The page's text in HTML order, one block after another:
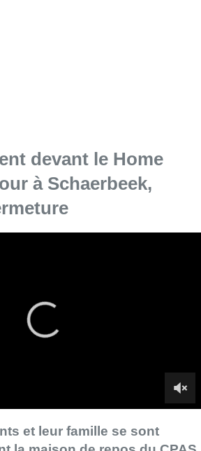
devant le Home
à Schaerbeek,
de fermeture faute de budget, une
le CPAS ne leur a pas appris grand-
savoir plus sur leur avenir.
résidents mais aussi des